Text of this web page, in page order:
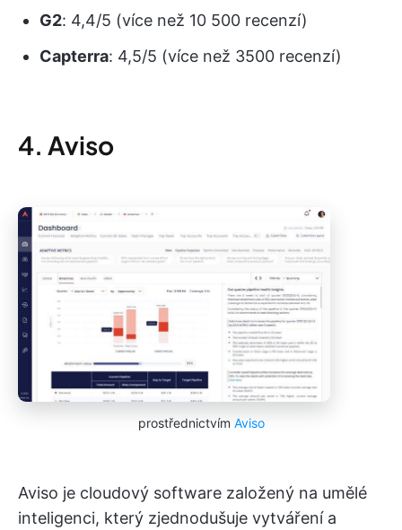
G2: 4,4/5 (více než 10 500 recenzí)
Capterra: 4,5/5 (více než 3500 recenzí)
4. Aviso
prostřednictvím Aviso
Aviso je cloudový software založený na umělé
inteligenci, který zjednodušuje vytváření a